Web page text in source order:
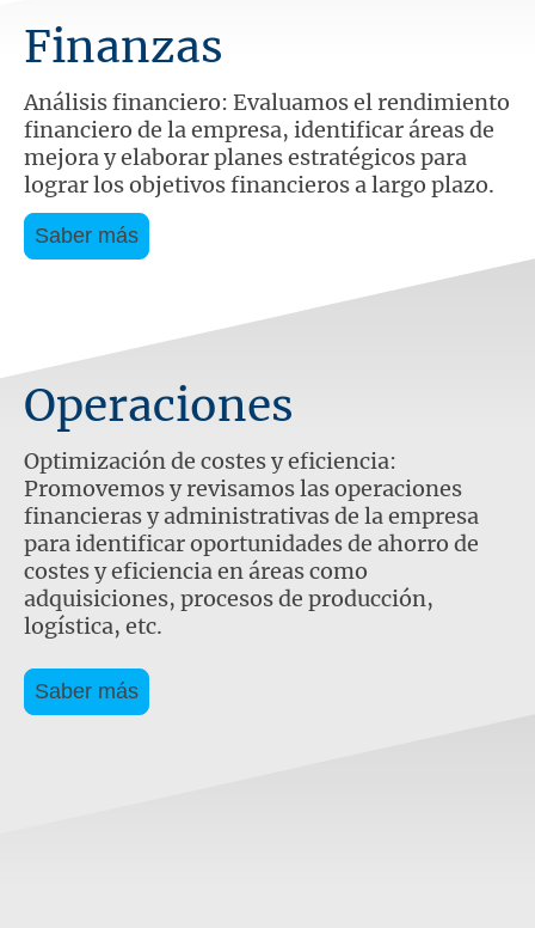
Finanzas
Análisis financiero: Evaluamos el rendimiento
financiero de la empresa, identificar áreas de
mejora y elaborar planes estratégicos para
lograr los objetivos financieros a largo plazo.
Saber más
Operaciones
Optimización de costes y eficiencia:
Promovemos y revisamos las operaciones
financieras y administrativas de la empresa
para identificar oportunidades de ahorro de
costes y eficiencia en áreas como
adquisiciones, procesos de producción,
logística, etc.
Saber más